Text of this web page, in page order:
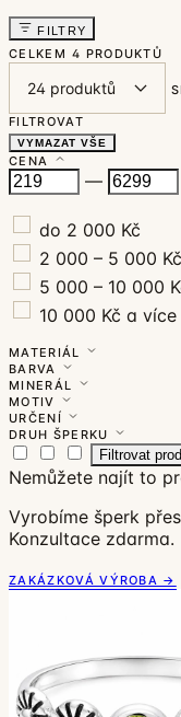
FILTRY
CELKEM 4 PRODUKTŮ
FILTROVAT
VYMAZAT VŠE
CENA
—
do 2 000 Kč
2 000 – 5 000 Kč
5 000 – 10 000
10 000 Kč a více
MATERIÁL
BARVA
MINERÁL
MOTIV
URČENÍ
DRUH ŠPERKU
Filtrovat
Nemůžete najít to
Vyrobíme šperk
Konzultace zdarma.
ZAKÁZKOVÁ VÝROBA →